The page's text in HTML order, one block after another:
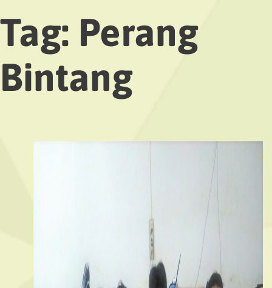
Tag: Perang
Bintang